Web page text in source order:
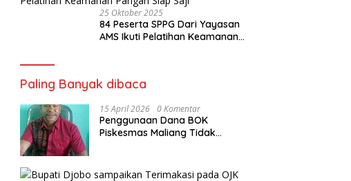
25 Oktober 2025
84 Peserta SPPG Dari Yayasan
AMS Ikuti Pelatihan Keamanan
Paling Banyak dibaca
15 April 2026 0 Komentar
Penggunaan Dana BOK
Piskesmas Maliang Tidak